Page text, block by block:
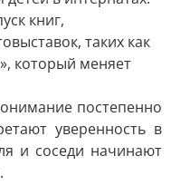
книг,
таких как
который меняет
постепенно
уверенность в
и соседи начинают